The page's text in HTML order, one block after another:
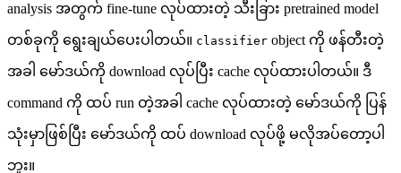
analysis အတွက် fine-tune လုပ်ထားတဲ့ သီးခြား pretrained model
တစ်ခုကို ရွေးချယ်ပေးပါတယ်။ classifier object ကို ဖန်တီးတဲ့
အခါ မော်ဒယ်ကို download လုပ်ပြီး cache လုပ်ထားပါတယ်။ ဒီ
command ကို ထပ် run တဲ့အခါ cache လုပ်ထားတဲ့ မော်ဒယ်ကို ပြန်
သုံးမှာဖြစ်ပြီး မော်ဒယ်ကို ထပ် download လုပ်ဖို့ မလိုအပ်တော့ပါ
ဘူး။